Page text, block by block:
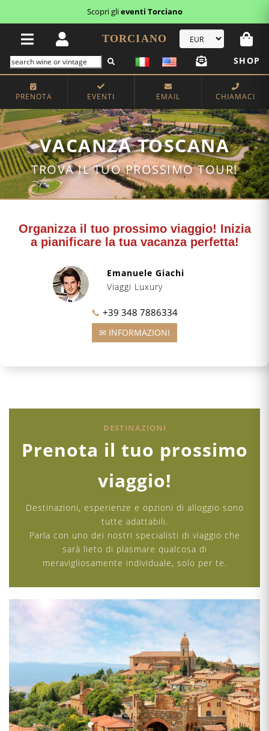
Scopri glieventi Torciano
TORCIANO
SHOP
PRENOTA EVENTI EMAIL CHIAMACI
VACANZA TOSCANA
TROVA IL TUO PROSSIMO TOUR!
Organizza il tuo prossimo viaggio! Inizia
a pianificare la tua vacanza perfetta!
Emanuele Giachi
Viaggi Luxury
📞 +39 348 7886334
✉ INFORMAZIONI
DESTINAZIONI
Prenota il tuo prossimo
viaggio!
Destinazioni, esperienze e opzioni di alloggio sono
tutte adattabili.
Parla con uno dei nostri specialisti di viaggio che
sarà lieto di plasmare qualcosa di
meravigliosamente individuale, solo per te.